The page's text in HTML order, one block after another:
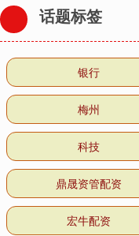
话题标签
银行
梅州
科技
鼎晟资管配资
宏牛配资